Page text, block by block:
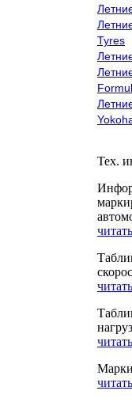
Tyres
Тех.